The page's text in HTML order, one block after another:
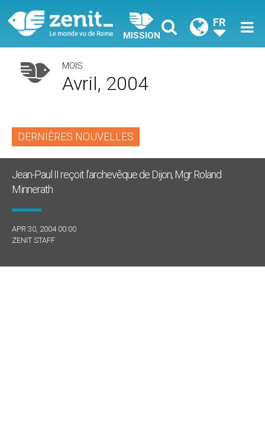
MISSION
FR
MOIS
Avril, 2004
DERNIÈRES NOUVELLES
Jean-Paul II reçoit l’archevêque de Dijon, Mgr Roland
Minnerath
APR 30, 2004 00:00
ZENIT STAFF